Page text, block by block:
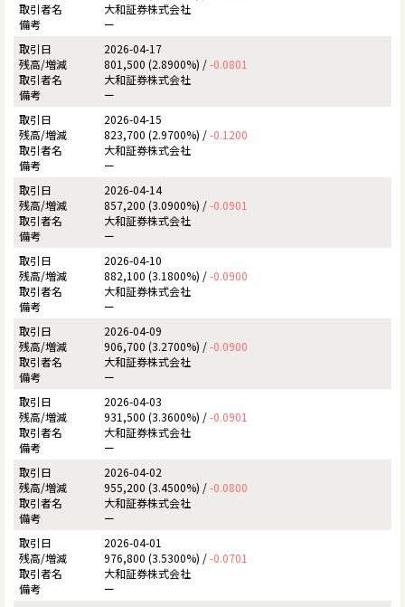
大和証券株式会社
ー
2026-04-17
801,500 (2.8900%) /-0.0801
大和証券株式会社
ー
2026-04-15
823,700 (2.9700%) /-0.1200
大和証券株式会社
ー
2026-04-14
857,200 (3.0900%) /-0.0901
大和証券株式会社
ー
2026-04-10
882,100 (3.1800%) /-0.0900
大和証券株式会社
ー
2026-04-09
906,700 (3.2700%) /-0.0900
大和証券株式会社
ー
2026-04-03
931,500 (3.3600%) /-0.0901
大和証券株式会社
ー
2026-04-02
955,200 (3.4500%) /-0.0800
大和証券株式会社
ー
2026-04-01
976,800 (3.5300%) /-0.0701
大和証券株式会社
ー